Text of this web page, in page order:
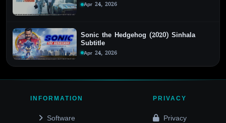
Apr 24, 2026
Sonic the Hedgehog (2020) Sinhala
Subtitle
Apr 24, 2026
INFORMATION
Software
PRIVACY
Privacy